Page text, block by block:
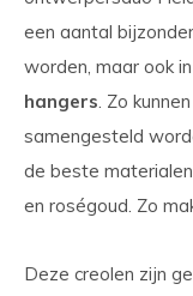
een aantal
worden, maar ook
hangers. Zo
samengesteld
de beste
en roségoud. Zo
Deze creolen zijn